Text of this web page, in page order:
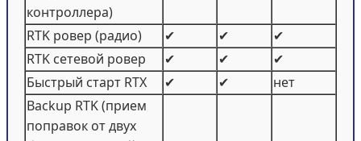
контроллера)
RTK ровер (радио) ✔ ✔
✔
RTK сетевой ровер
✔ ✔
✔
Быстрый старт RTX
✔ ✔
нет
Backup RTK (прием
поправок от двух